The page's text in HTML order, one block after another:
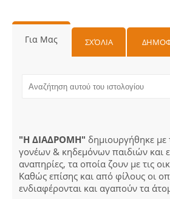
Για Μας ΣΧΌΛΙΑ
"Η ΔΙΑΔΡΟΜΗ" δημιουργήθηκε
γονέων & κηδεμόνων παιδιών και
αναπηρίες, τα οποία ζουν με τις
Καθώς επίσης και από φίλους οι
ενδιαφέρονται και αγαπούν τα